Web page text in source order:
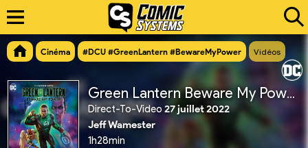
Cinéma #DCU #GreenLantern #BewareMyPower Vidéos
Green Lantern Beware My Power
Direct-To-Video 27 juillet 2022
Jeff Wamester
1h28min